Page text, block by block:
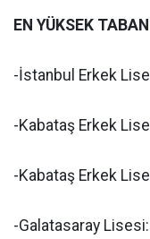
EN YÜKSEK
-İstanbul Erkek
-Kabataş Erkek
-Kabataş Erkek
-Galatasaray